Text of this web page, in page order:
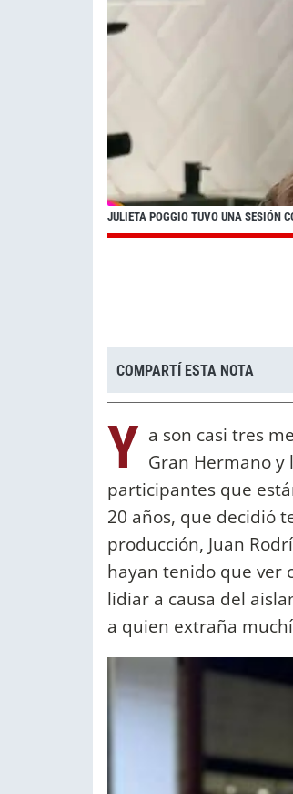
JULIETA POGGIO TUVO UNA SESIÓN
COMPARTÍ ESTA NOTA
Y a son casi tres
Gran Hermano y
participantes que
20 años, que decidió
producción, Juan
hayan tenido que ver
lidiar a causa del
a quien extraña